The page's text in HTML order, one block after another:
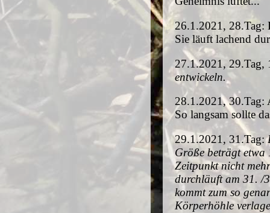
26.1.2021, 28.Tag:
Sie läuft lachend
27.1.2021, 29.Tag,
entwickeln.
28.1.2021, 30.Tag:
So langsam sollte
29.1.2021, 31.Tag:
Größe beträgt etwa
Zeitpunkt nicht
durchläuft am 31. /
kommt zum so
Körperhöhle